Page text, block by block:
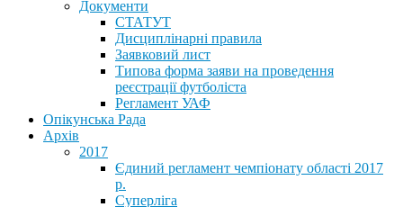
Документи
СТАТУТ
Дисциплінарні правила
Заявковий лист
Типова форма заяви на проведення
реєстрації футболіста
Регламент УАФ
Опікунська Рада
Архів
2017
Єдиний регламент чемпіонату області 2017
р.
Суперліга